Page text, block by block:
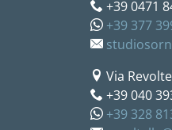
+39 0471
+39 377
Via
+39 040
+39 328